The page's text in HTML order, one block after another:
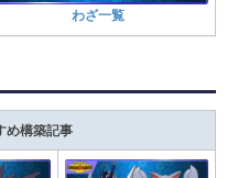
わざ一覧
め構築記事